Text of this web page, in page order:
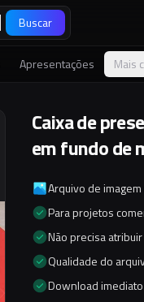
Buscar
Apresentações Mais
Caixa de
em fundo de
Arquivo de imagem
Para projetos
Não precisa
Qualidade do
Download imediato